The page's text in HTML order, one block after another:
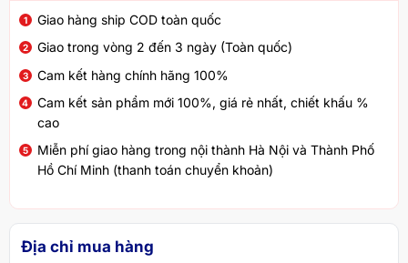
Giao hàng ship COD toàn quốc
Giao trong vòng 2 đến 3 ngày (Toàn quốc)
Cam kết hàng chính hãng 100%
Cam kết sản phẩm mới 100%, giá rẻ nhất, chiết khấu %
cao
Miễn phí giao hàng trong nội thành Hà Nội và Thành Phố
Hồ Chí Minh (thanh toán chuyển khoản)
Địa chỉ mua hàng